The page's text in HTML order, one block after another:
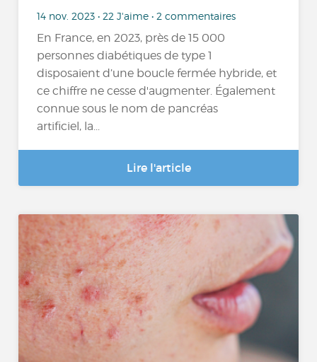
14 nov. 2023 • 22 J'aime • 2 commentaires
En France, en 2023, près de 15 000
personnes diabétiques de type 1
disposaient d’une boucle fermée hybride, et
ce chiffre ne cesse d'augmenter. Également
connue sous le nom de pancréas
artificiel, la...
Lire l'article